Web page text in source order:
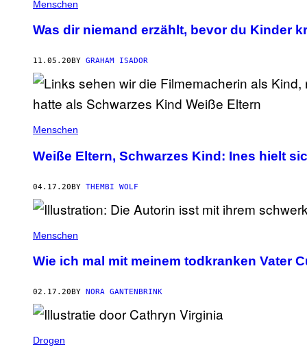
Menschen
Was dir niemand erzählt, bevor du Kinder
11.05.20 BY GRAHAM ISADOR
Menschen
Weiße Eltern, Schwarzes Kind: Ines hielt
04.17.20BY THEMBI WOLF
Menschen
Wie ich mal mit meinem todkranken Vater
02.17.20 BY NORA GANTENBRINK
Drogen